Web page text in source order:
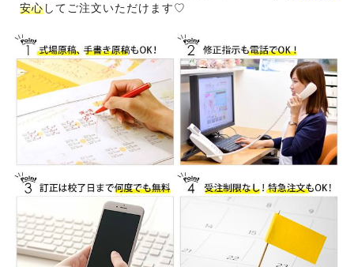
安心してご注文いただけます♡